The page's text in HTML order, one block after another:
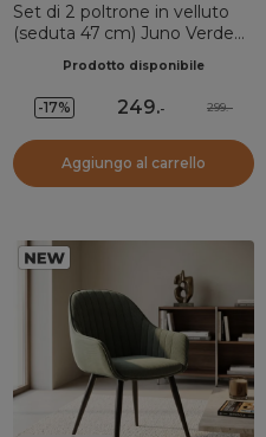
Set di 2 poltrone in velluto
(seduta 47 cm) Juno Verde
Prodotto disponibile
-17% 249.- 299.-
Aggiungo al carrello